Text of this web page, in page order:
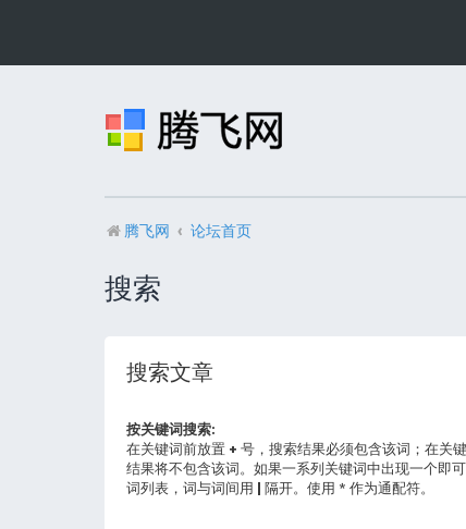
腾飞网 论坛首页
搜索
搜索文章
按关键词搜索:
在关键词前放置 + 号，搜索结果必须包含该词；在关
结果将不包含该词。如果一系列关键词中出现一个即
词列表，词与词间用 | 隔开。使用 * 作为通配符。